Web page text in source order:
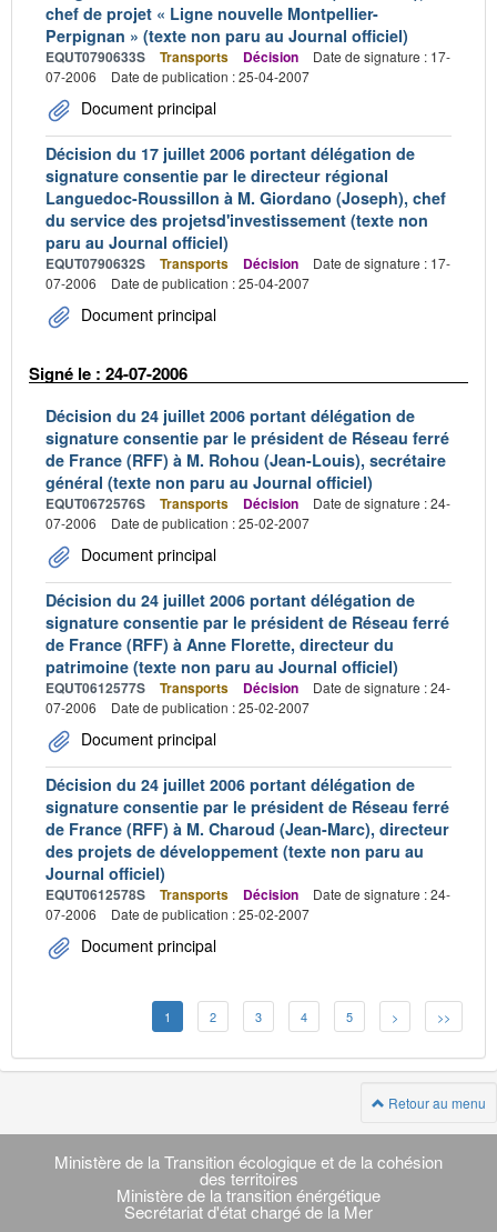
chef de projet « Ligne nouvelle Montpellier-
Perpignan » (texte non paru au Journal officiel)
EQUT0790633S Transports Décision
Date de signature : 17-
07-2006
Date de publication : 25-04-2007
Document principal
Décision du 17 juillet 2006 portant délégation de
signature consentie par le directeur régional
Languedoc-Roussillon à M. Giordano (Joseph), chef
du service des projetsd'investissement (texte non
paru au Journal officiel)
EQUT0790632S Transports Décision
Date de signature : 17-
07-2006
Date de publication : 25-04-2007
Document principal
Signé le : 24-07-2006
Décision du 24 juillet 2006 portant délégation de
signature consentie par le président de Réseau ferré
de France (RFF) à M. Rohou (Jean-Louis), secrétaire
général (texte non paru au Journal officiel)
EQUT0672576S Transports Décision
Date de signature : 24-
07-2006
Date de publication : 25-02-2007
Document principal
Décision du 24 juillet 2006 portant délégation de
signature consentie par le président de Réseau ferré
de France (RFF) à Anne Florette, directeur du
patrimoine (texte non paru au Journal officiel)
EQUT0612577S Transports Décision
Date de signature : 24-
07-2006
Date de publication : 25-02-2007
Document principal
Décision du 24 juillet 2006 portant délégation de
signature consentie par le président de Réseau ferré
de France (RFF) à M. Charoud (Jean-Marc), directeur
des projets de développement (texte non paru au
Journal officiel)
EQUT0612578S Transports Décision
Date de signature : 24-
07-2006
Date de publication : 25-02-2007
Document principal
1 2 3 4 5 > >>
Retour au menu
Navigation
transverse
Ministère de la Transition écologique et de la cohésion
des territoires
Ministère de la transition énérgétique
Secrétariat d'état chargé de la Mer